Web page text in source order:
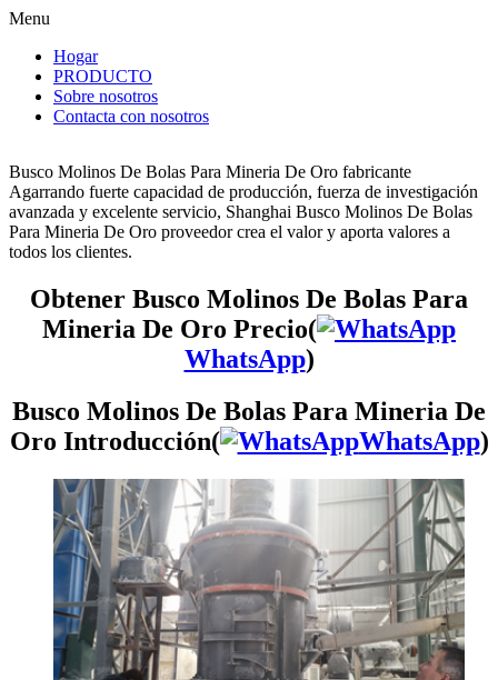
Menu
Hogar
PRODUCTO
Sobre nosotros
Contacta con nosotros
Busco Molinos De Bolas Para Mineria De Oro fabricante
Agarrando fuerte capacidad de producción, fuerza de investigación
avanzada y excelente servicio, Shanghai Busco Molinos De Bolas
Para Mineria De Oro proveedor crea el valor y aporta valores a
todos los clientes.
Obtener Busco Molinos De Bolas Para
Mineria De Oro Precio(
WhatsApp)
Busco Molinos De Bolas Para Mineria De
Oro Introducción(
WhatsApp)